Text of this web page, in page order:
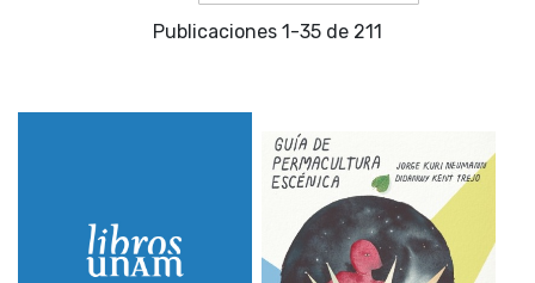
Publicaciones 1 -35 de 211